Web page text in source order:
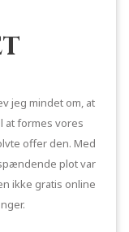
jeg mindet om, at
at formes vores
offer den. Med
plot var
ikke gratis online